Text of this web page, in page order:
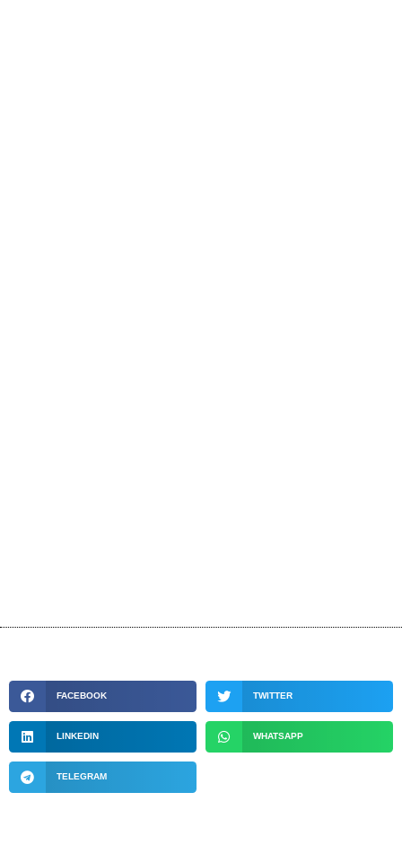
FACEBOOK TWITTER
LINKEDIN WHATSAPP
TELEGRAM